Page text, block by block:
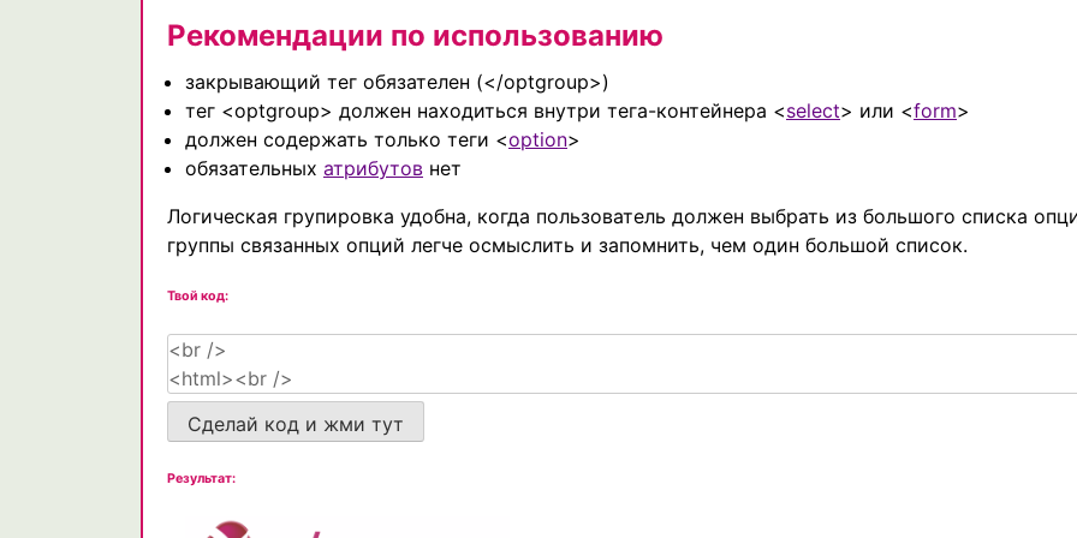
Рекомендации по использованию
закрывающий тег обязателен (</optgroup>)
тег <optgroup> должен находиться внутри тега-контейнера <select> или <form>
должен содержать только теги <option>
обязательных атрибутов нет
Логическая групировка удобна, когда пользователь должен выбрать из большого списка
группы связанных опций легче осмыслить и запомнить, чем один большой список.
Твой код:
Сделай код и жми тут
Результат: